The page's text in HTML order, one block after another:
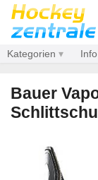
Kategorien Info
Bauer